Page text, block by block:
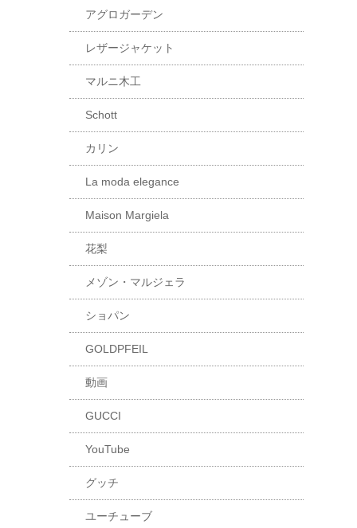
アグロガーデン
レザージャケット
マルニ木工
Schott
カリン
La moda elegance
Maison Margiela
花梨
メゾン・マルジェラ
ショパン
GOLDPFEIL
動画
GUCCI
YouTube
グッチ
ユーチューブ